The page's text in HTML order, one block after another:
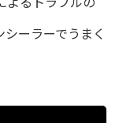
ーラーでうまく